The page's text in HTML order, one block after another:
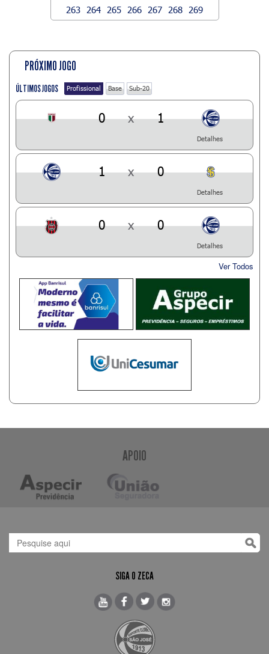
263
264 265 266 267 268 269
PRÓXIMO JOGO
ÚLTIMOS JOGOS Profissional Base Sub-20
0 x 1
Detalhes
1 x 0
Detalhes
0 x 0
Detalhes
Ver Todos
APOIO
SIGA O ZECA